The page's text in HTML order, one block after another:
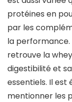
protéines en
par les
la performance.
retrouve la
digestibilité et
essentiels. Il
mentionner les